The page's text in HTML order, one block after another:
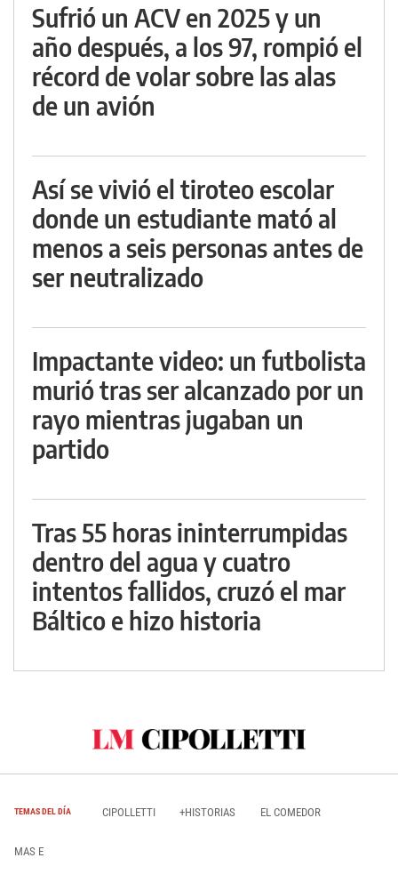
Sufrió un ACV en 2025 y un
año después, a los 97, rompió el
récord de volar sobre las alas
de un avión
Así se vivió el tiroteo escolar
donde un estudiante mató al
menos a seis personas antes de
ser neutralizado
Impactante video: un futbolista
murió tras ser alcanzado por un
rayo mientras jugaban un
partido
Tras 55 horas ininterrumpidas
dentro del agua y cuatro
intentos fallidos, cruzó el mar
Báltico e hizo historia
TEMAS DEL DÍA CIPOLLETTI +HISTORIAS EL COMEDOR
MAS E